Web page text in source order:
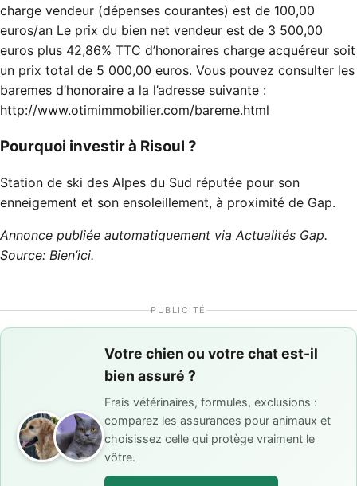
charge vendeur (dépenses courantes) est de 100,00
euros/an Le prix du bien net vendeur est de 3 500,00
euros plus 42,86% TTC d’honoraires charge acquéreur soit
un prix total de 5 000,00 euros. Vous pouvez consulter les
baremes d’honoraire a la l’adresse suivante :
http://www.otimimmobilier.com/bareme.html
Pourquoi investir à Risoul ?
Station de ski des Alpes du Sud réputée pour son
enneigement et son ensoleillement, à proximité de Gap.
Annonce publiée automatiquement via Actualités Gap.
Source: Bien’ici.
PUBLICITÉ
Votre chien ou votre chat est-il
bien assuré ?
Frais vétérinaires, formules, exclusions :
comparez les assurances pour animaux et
choisissez celle qui protège vraiment le
vôtre.